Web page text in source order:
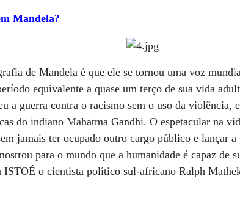
Mandela?
de Mandela é que ele se tornou uma voz
equivalente a quase um terço de sua vida
a guerra contra o racismo sem o uso da violência,
do indiano Mahatma Gandhi. O espetacular na
jamais ter ocupado outro cargo público e lançar
para o mundo que a humanidade é capaz de
ISTOÉ o cientista político sul-africano Ralph